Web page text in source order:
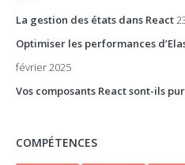
La gestion des états dans React
Optimiser les performances
février 2025
Vos composants React sont-ils
COMPÉTENCES